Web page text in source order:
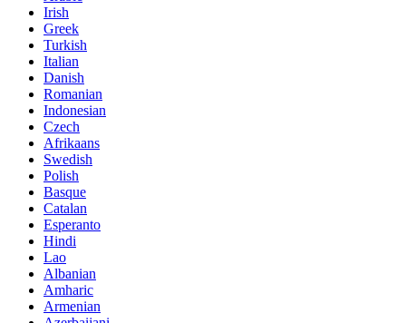
Irish
Greek
Turkish
Italian
Danish
Romanian
Indonesian
Czech
Afrikaans
Swedish
Polish
Basque
Catalan
Esperanto
Hindi
Lao
Albanian
Amharic
Armenian